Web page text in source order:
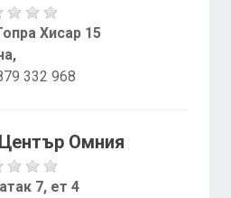
Хисар 15
332 968
Център Омния
7, ет 4